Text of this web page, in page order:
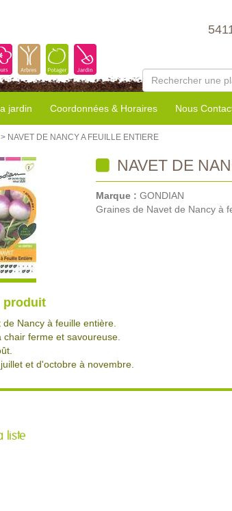
jardin Coordonnées & Horaires Nous
> NAVET DE NANCY A FEUILLE ENTIERE
NAVET DE
Marque : GONDIAN
Graines de Navet de Nancy à
produit
Nancy à feuille entière.
chair ferme et savoureuse.
et d'octobre à novembre.
liste